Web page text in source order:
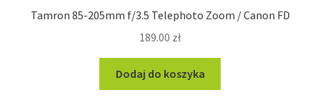
Tamron 85-205mm f/3.5 Telephoto Zoom / Canon FD
189.00 zł
Dodaj do koszyka